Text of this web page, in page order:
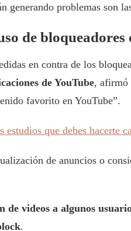
generando problemas son
de bloqueadores
en contra de los
de YouTube, afirmó
favorito en YouTube”.
estudios que debes hacerte
de anuncios o
videos a algunos
.